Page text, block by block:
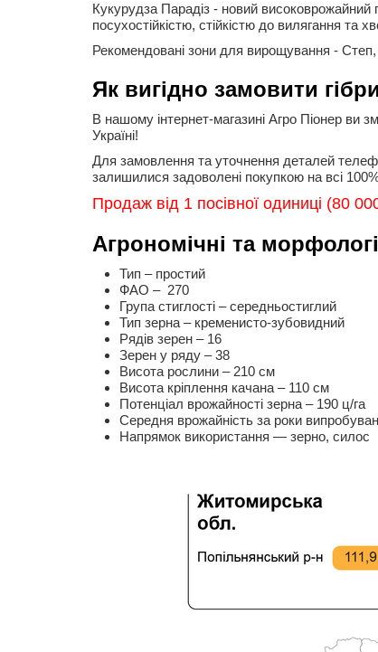
Кукурудза Парадіз - новий високоврожайний
посухостійкістю, стійкістю до вилягання
Рекомендовані зони для вирощування - Степ,
Як вигідно замовити
В нашому інтернет-магазині Агро Піонер ви
Україні!
Для замовлення та уточнення деталей
залишилися задоволені покупкою на всі
Продаж від 1 посівної одиниці (80
Агрономічні та
Тип – простий
ФАО – 270
Група стиглості – середньостиглий
Тип зерна – кременисто-зубовидний
Рядів зерен – 16
Зерен у ряду – 38
Висота рослини – 210 см
Висота кріплення качана – 110 см
Потенціал врожайності зерна – 190 ц/га
Середня врожайність за роки
Напрямок використання — зерно, силос